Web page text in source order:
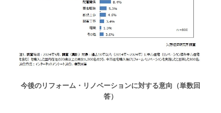
今後のリフォーム・リノベーションに対する意向（単数回
答）